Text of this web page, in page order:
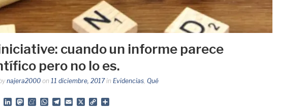
cuando un informe parece
pero no lo es.
najera2000 on 11 diciembre, 2017in Evidencias, Qué
BlueskyLinkedIn
Mastodon
Meneame
WhatsApp
Telegram
Email
X
Copy